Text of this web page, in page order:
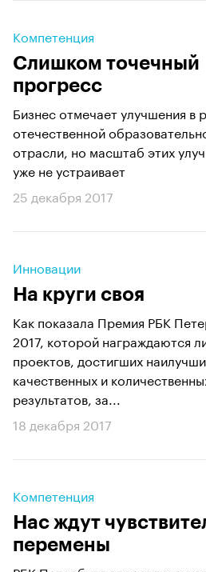
Компетенция
Слишком точечный
прогресс
​​​​​​​Бизнес отмечает улучшения в
отечественной
отрасли, но масштаб этих
уже не устраивает
25 декабря 2017
Инновации
На круги своя
Как показала Премия РБК
2017, которой награждаются
проектов, достигших
качественных и
результатов, за...
18 декабря 2017
Компетенция
Нас ждут
перемены